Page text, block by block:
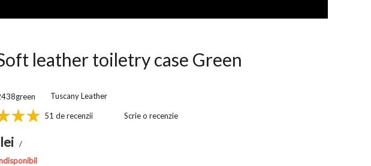
leather toiletry case Green
Tuscany Leather
51 de recenzii Scrie o recenzie
lei /